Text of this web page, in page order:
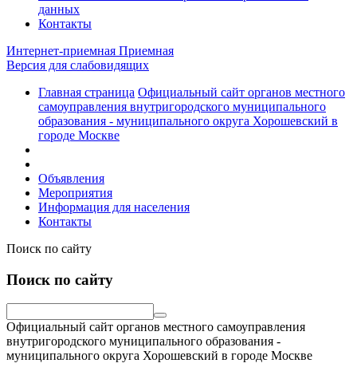
данных
Контакты
Интернет-приемная Приемная
Версия для слабовидящих
Главная страница Официальный сайт органов местного
самоуправления внутригородского муниципального
образования - муниципального округа Хорошевский в
городе Москве
Объявления
Мероприятия
Информация для населения
Контакты
Поиск по сайту
Поиск по сайту
Официальный сайт органов местного самоуправления
внутригородского муниципального образования -
муниципального округа Хорошевский в городе Москве